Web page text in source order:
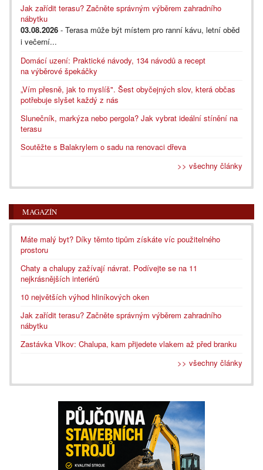
Jak zařídit terasu? Začněte správným výběrem zahradního
nábytku
03.08.2026 - Terasa může být místem pro ranní kávu, letní oběd
i večerní...
Domácí uzení: Praktické návody, 134 návodů a recept
na výběrové špekáčky
„Vím přesně, jak to myslíš". Šest obyčejných slov, která občas
potřebuje slyšet každý z nás
Slunečník, markýza nebo pergola? Jak vybrat ideální stínění na
terasu
Soutěžte s Balakrylem o sadu na renovaci dřeva
>> všechny články
MAGAZÍN
Máte malý byt? Díky těmto tipům získáte víc použitelného
prostoru
Chaty a chalupy zažívají návrat. Podívejte se na 11
nejkrásnějších interiérů
10 největších výhod hliníkových oken
Jak zařídit terasu? Začněte správným výběrem zahradního
nábytku
Zastávka Vlkov: Chalupa, kam přijedete vlakem až před branku
>> všechny články